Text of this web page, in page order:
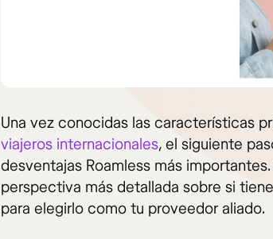
Una vez conocidas las características
viajeros internacionales, el siguiente
desventajas Roamless más
perspectiva más detallada sobre si
para elegirlo como tu proveedor aliado.